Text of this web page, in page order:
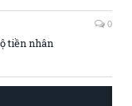
0
tiền nhân